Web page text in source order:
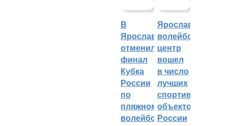
В
Ярославле
отменили
финал
Кубка
России
по
пляжному
волейболу
Ярославский
волейбольный
центр
вошел
в число
лучших
спортивных
объектов
России